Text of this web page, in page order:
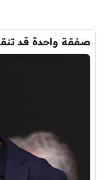
صفقة واحدة قد